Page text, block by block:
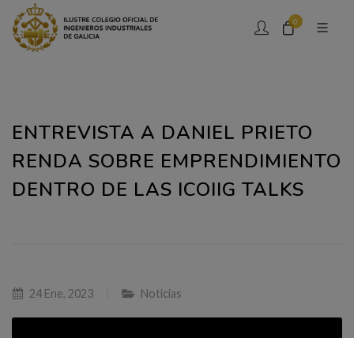
0
ENTREVISTA A DANIEL PRIETO
RENDA SOBRE EMPRENDIMIENTO
DENTRO DE LAS ICOIIG TALKS
24 Ene, 2023 Noticias